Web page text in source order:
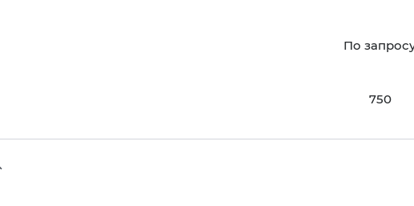
По
750